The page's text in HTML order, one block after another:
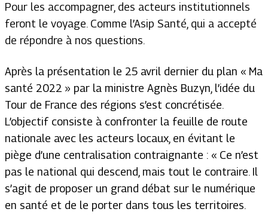
Pour les accompagner, des acteurs institutionnels
feront le voyage. Comme l’Asip Santé, qui a accepté
de répondre à nos questions.
Après la présentation le 25 avril dernier du plan « Ma
santé 2022 » par la ministre Agnès Buzyn, l’idée du
Tour de France des régions s’est concrétisée.
L’objectif consiste à confronter la feuille de route
nationale avec les acteurs locaux, en évitant le
piège d’une centralisation contraignante : « Ce n’est
pas le national qui descend, mais tout le contraire. Il
s’agit de proposer un grand débat sur le numérique
en santé et de le porter dans tous les territoires.